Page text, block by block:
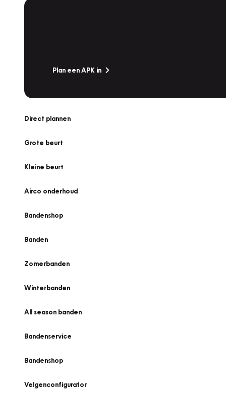
Plan een APK in
Direct plannen
Grote beurt
Kleine beurt
Airco onderhoud
Bandenshop
Banden
Zomerbanden
Winterbanden
All season banden
Bandenservice
Bandenshop
Velgenconfigurator